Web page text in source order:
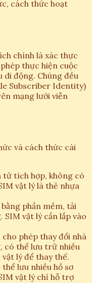
cách thức hoạt
chính là xác thực
thực hiện cuộc
di động. Chúng đều
Subscriber Identity)
mạng lưới viễn
và cách thức cài
tử tích hợp, không có
vật lý là thẻ nhựa
phần mềm, tải
vật lý cần lắp vào
cho phép thay đổi nhà
có thể lưu trữ nhiều
lý để thay thế.
lưu nhiều hồ sơ
vật lý chỉ hỗ trợ